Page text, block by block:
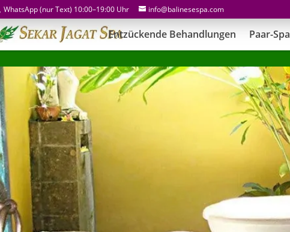
WhatsApp (nur Text) 10:00–19:00 Uhr info@balinesespa.com
Entzückende Behandlungen Paar-Spa